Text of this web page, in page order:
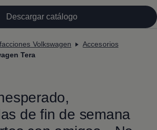
Descargar catálogo
Volkswagen
Accesorios
Tera
de fin de semana